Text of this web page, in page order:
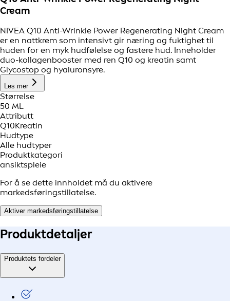
Cream
NIVEA Q10 Anti-Wrinkle Power Regenerating Night Cream
er en nattkrem som intensivt gir næring og fuktighet til
huden for en myk hudfølelse og fastere hud. Inneholder
duo-kollagenbooster med ren Q10 og kreatin samt
Glycostop og hyaluronsyre.
Les mer
Størrelse
50 ML
Attributt
Q10Kreatin
Hudtype
Alle hudtyper
Produktkategori
ansiktspleie
For å se dette innholdet må du aktivere
markedsføringstillatelse.
Aktiver markedsføringstillatelse
Produktdetaljer
Produktets fordeler